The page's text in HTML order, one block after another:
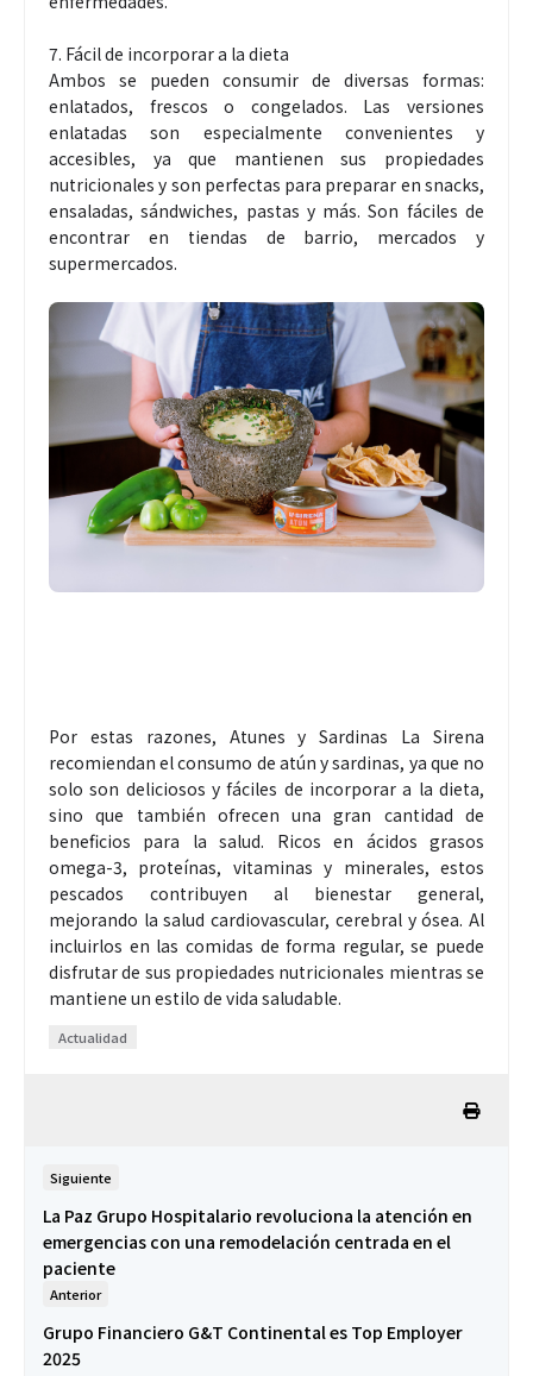
7. Fácil de incorporar a la dieta
Ambos se pueden consumir de diversas formas:
enlatados, frescos o congelados. Las versiones
enlatadas son especialmente convenientes y
accesibles, ya que mantienen sus propiedades
nutricionales y son perfectas para preparar en snacks,
ensaladas, sándwiches, pastas y más. Son fáciles de
encontrar en tiendas de barrio, mercados y
supermercados.
Por estas razones, Atunes y Sardinas La Sirena
recomiendan el consumo de atún y sardinas, ya que no
solo son deliciosos y fáciles de incorporar a la dieta,
sino que también ofrecen una gran cantidad de
beneficios para la salud. Ricos en ácidos grasos
omega-3, proteínas, vitaminas y minerales, estos
pescados contribuyen al bienestar general,
mejorando la salud cardiovascular, cerebral y ósea. Al
incluirlos en las comidas de forma regular, se puede
disfrutar de sus propiedades nutricionales mientras se
mantiene un estilo de vida saludable.
Actualidad
Siguiente
La Paz Grupo Hospitalario revoluciona la atención en
emergencias con una remodelación centrada en el
paciente
Anterior
Grupo Financiero G&T Continental es Top Employer
2025